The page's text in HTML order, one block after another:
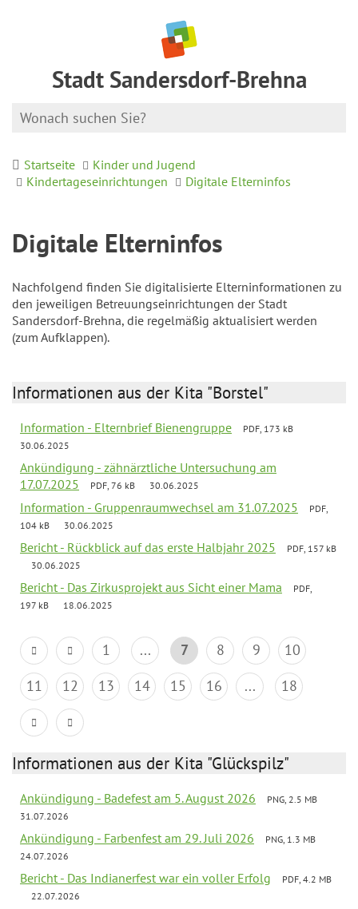
Stadt Sandersdorf-Brehna
Startseite
Kinder und Jugend
Kindertageseinrichtungen
Digitale Elterninfos
Digitale Elterninfos
Nachfolgend finden Sie digitalisierte Elterninformationen zu
den jeweiligen Betreuungseinrichtungen der Stadt
Sandersdorf-Brehna, die regelmäßig aktualisiert werden
(zum Aufklappen).
Informationen aus der Kita "Borstel"
Information - Elternbrief Bienengruppe
PDF, 173 kB
30.06.2025
Ankündigung - zähnärztliche Untersuchung am
17.07.2025
PDF, 76 kB 30.06.2025
Information - Gruppenraumwechsel am 31.07.2025
PDF,
104 kB
30.06.2025
Bericht - Rückblick auf das erste Halbjahr 2025
PDF, 157 kB
30.06.2025
Bericht - Das Zirkusprojekt aus Sicht einer Mama
PDF,
197 kB
18.06.2025
1 ... 7 8 9
10
11
12 13 14 15 16 ... 18
Informationen aus der Kita "Glückspilz"
Ankündigung - Badefest am 5. August 2026
PNG, 2.5 MB
31.07.2026
Ankündigung - Farbenfest am 29. Juli 2026
PNG, 1.3 MB
24.07.2026
Bericht - Das Indianerfest war ein voller Erfolg
PDF, 4.2 MB
22.07.2026